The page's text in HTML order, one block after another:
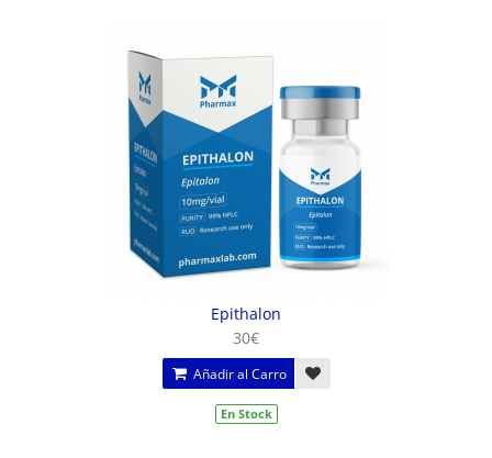
Epithalon
30€
Añadir al Carro
En Stock